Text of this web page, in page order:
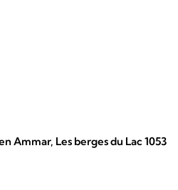
Ammar, Les berges du Lac 1053